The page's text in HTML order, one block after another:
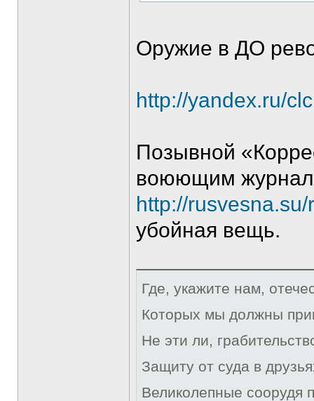
Оружие в ДО
http://yandex.ru/
Позывной
воюющим
http://
убойная вещь.
Где, укажите нам,
Которых мы должны
Не эти ли,
Защиту от суда в
Великолепные соорудя